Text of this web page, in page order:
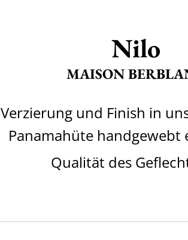
Nilo
MAISON
Verzierung und Finish in
Panamahüte handgewebt
Qualität des